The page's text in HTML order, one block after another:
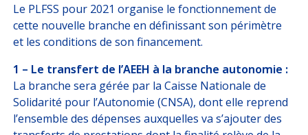
Le PLFSS pour 2021 organise le fonctionnement de
cette nouvelle branche en définissant son périmètre
et les conditions de son financement.
1 – Le transfert de l’AEEH à la branche autonomie :
La branche sera gérée par la Caisse Nationale de
Solidarité pour l’Autonomie (CNSA), dont elle reprend
l’ensemble des dépenses auxquelles va s’ajouter des